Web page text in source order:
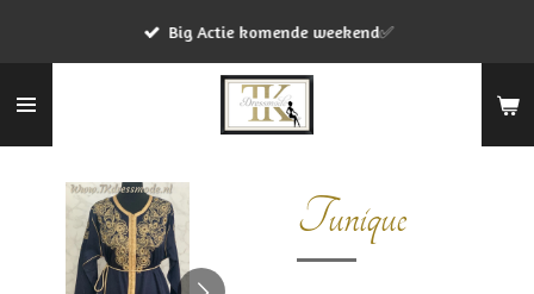
de
Big Actie komende weekend✅
Tunique